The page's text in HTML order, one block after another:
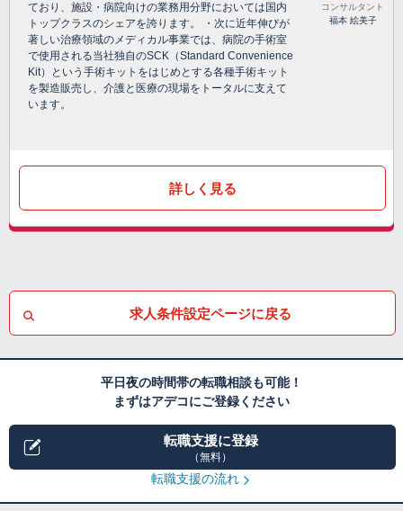
ており、施設・病院向けの業務用分野においては国内
トップクラスのシェアを誇ります。 ・次に近年伸びが
著しい治療領域のメディカル事業では、病院の手術室
で使用される当社独自のSCK（Standard Convenience
Kit）という手術キットをはじめとする各種手術キット
を製造販売し、介護と医療の現場をトータルに支えて
います。
コンサルタント
福本 絵美子
詳しく見る
求人条件設定ページに戻る
平日夜の時間帯の転職相談も可能！
まずはアデコにご登録ください
転職支援に登録
（無料）
転職支援の流れ